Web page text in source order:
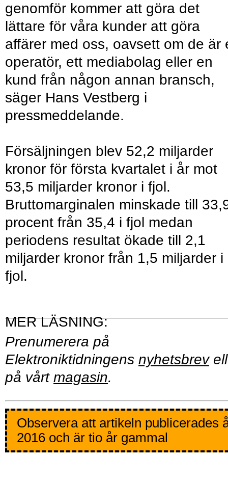
genomför kommer att göra det
lättare för våra kunder att göra
affärer med oss, oavsett om de är
operatör, ett mediabolag eller en
kund från någon annan bransch,
säger Hans Vestberg i
pressmeddelande.
Försäljningen blev 52,2 miljarder
kronor för första kvartalet i år mot
53,5 miljarder kronor i fjol.
Bruttomarginalen minskade till
procent från 35,4 i fjol medan
periodens resultat ökade till 2,1
miljarder kronor från 1,5 miljarder i
fjol.
Prenumerera på
Elektroniktidningens nyhetsbrev
på vårt magasin.
Observera att artikeln publicerades
2016 och är tio år gammal